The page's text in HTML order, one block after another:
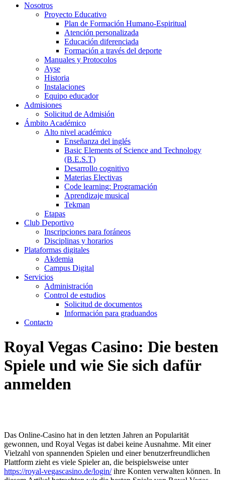
Nosotros
Proyecto Educativo
Plan de Formación Humano-Espiritual
Atención personalizada
Educación diferenciada
Formación a través del deporte
Manuales y Protocolos
Ayse
Historia
Instalaciones
Equipo educador
Admisiones
Solicitud de Admisión
Ámbito Académico
Alto nivel académico
Enseñanza del inglés
Basic Elements of Science and Technology
(B.E.S.T)
Desarrollo cognitivo
Materias Electivas
Code learning: Programación
Aprendizaje musical
Tekman
Etapas
Club Deportivo
Inscripciones para foráneos
Disciplinas y horarios
Plataformas digitales
Akdemia
Campus Digital
Servicios
Administración
Control de estudios
Solicitud de documentos
Información para graduandos
Contacto
Royal Vegas Casino: Die besten
Spiele und wie Sie sich dafür
anmelden
Das Online-Casino hat in den letzten Jahren an Popularität
gewonnen, und Royal Vegas ist dabei keine Ausnahme. Mit einer
Vielzahl von spannenden Spielen und einer benutzerfreundlichen
Plattform zieht es viele Spieler an, die beispielsweise unter
https://royal-vegascasino.de/login/ihre Konten verwalten können. In